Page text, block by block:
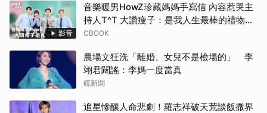
影音
音樂暖男HowZ珍藏媽媽手寫信 內容惹哭主
持人T^T 大讚瘦子：是我人生最棒的禮物！
｜#HowZ｜#人物專訪【#OMO調查局】
CBOOK
農場文狂洗「離婚、女兒不是檢場的」 李
翊君闢謠：李媽一度當真
鏡新聞
追星慘釀人命悲劇！羅志祥破天荒談飯撒界